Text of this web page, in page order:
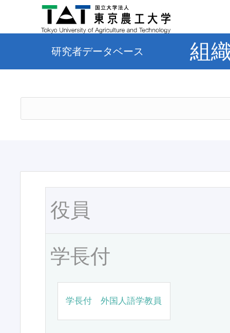
研究者データベース 組
役員
学長付
学長付 外国人語学教員